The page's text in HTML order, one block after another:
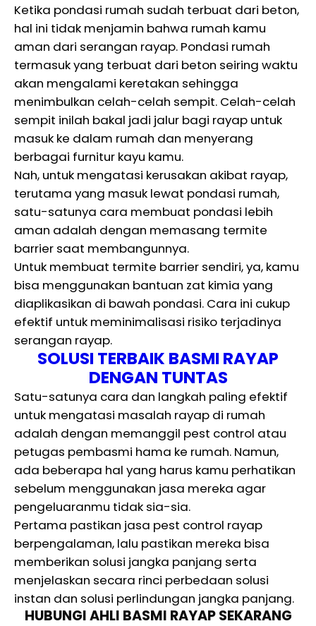
Ketika pondasi rumah sudah terbuat dari beton,
hal ini tidak menjamin bahwa rumah kamu
aman dari serangan rayap. Pondasi rumah
termasuk yang terbuat dari beton seiring waktu
akan mengalami keretakan sehingga
menimbulkan celah-celah sempit. Celah-celah
sempit inilah bakal jadi jalur bagi rayap untuk
masuk ke dalam rumah dan menyerang
berbagai furnitur kayu kamu.
Nah, untuk mengatasi kerusakan akibat rayap,
terutama yang masuk lewat pondasi rumah,
satu-satunya cara membuat pondasi lebih
aman adalah dengan memasang termite
barrier saat membangunnya.
Untuk membuat termite barrier sendiri, ya, kamu
bisa menggunakan bantuan zat kimia yang
diaplikasikan di bawah pondasi. Cara ini cukup
efektif untuk meminimalisasi risiko terjadinya
serangan rayap.
SOLUSI TERBAIK BASMI RAYAP
DENGAN TUNTAS
Satu-satunya cara dan langkah paling efektif
untuk mengatasi masalah rayap di rumah
adalah dengan memanggil pest control atau
petugas pembasmi hama ke rumah. Namun,
ada beberapa hal yang harus kamu perhatikan
sebelum menggunakan jasa mereka agar
pengeluaranmu tidak sia-sia.
Pertama pastikan jasa pest control rayap
berpengalaman, lalu pastikan mereka bisa
memberikan solusi jangka panjang serta
menjelaskan secara rinci perbedaan solusi
instan dan solusi perlindungan jangka panjang.
HUBUNGI AHLI BASMI RAYAP SEKARANG